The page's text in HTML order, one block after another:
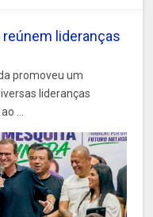
reúnem lideranças
promoveu um
lideranças
...